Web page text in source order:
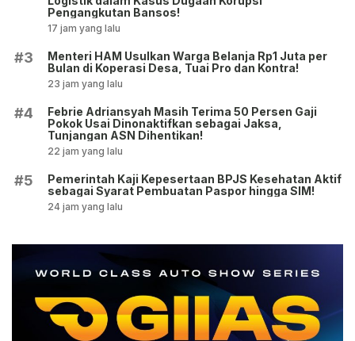
Pengangkutan Bansos!
17 jam yang lalu
#3
Menteri HAM Usulkan Warga Belanja Rp1 Juta per
Bulan di Koperasi Desa, Tuai Pro dan Kontra!
23 jam yang lalu
#4
Febrie Adriansyah Masih Terima 50 Persen Gaji
Pokok Usai Dinonaktifkan sebagai Jaksa,
Tunjangan ASN Dihentikan!
22 jam yang lalu
#5
Pemerintah Kaji Kepesertaan BPJS Kesehatan Aktif
sebagai Syarat Pembuatan Paspor hingga SIM!
24 jam yang lalu